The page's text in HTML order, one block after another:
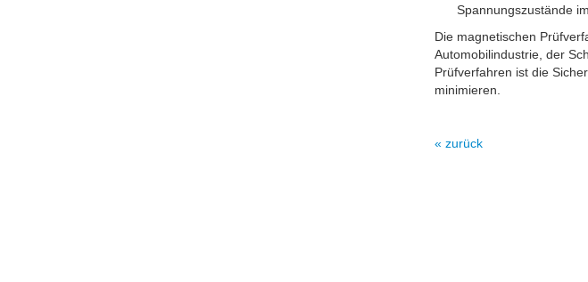
Spannungszustände
Die magnetischen
Automobilindustrie, der
Prüfverfahren ist die
minimieren.
« zurück